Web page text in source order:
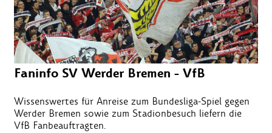
Faninfo SV Werder Bremen - VfB
Wissenswertes für Anreise zum Bundesliga-Spiel gegen
Werder Bremen sowie zum Stadionbesuch liefern die
VfB Fanbeauftragten.